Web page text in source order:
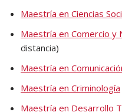
Maestría en Ciencias
Maestría en Comercio y
distancia)
Maestría en
Maestría en Criminología
Maestría en Desarrollo